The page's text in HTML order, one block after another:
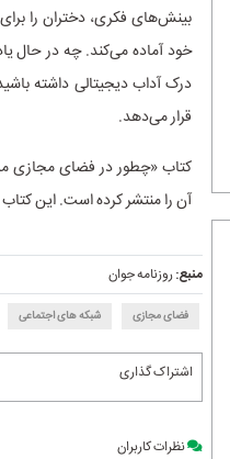
بینش‌های فکری، دختران را
خود آماده می‌کند. چه در حال
درک آداب دیجیتالی داشته
قرار می‌دهد.
کتاب «چطور در فضای مجازی
آن را منتشر کرده است. این
منبع:روزنامه جوان
فضای مجازی شبکه های اجتماعی
اشتراک گذاری
نظرات کاربران